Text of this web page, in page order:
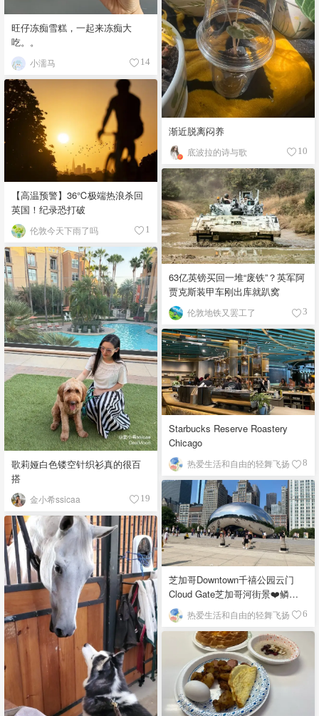
旺仔冻痴雪糕，一起来冻痴大
吃。。
小濡马 14
渐近脱离闷养
底波拉的诗与歌 10
【高温预警】36℃极端热浪杀回
英国！纪录恐打破
伦敦今天下雨了吗 1
63亿英镑买回一堆“废铁”？英军阿
贾克斯装甲车刚出库就趴窝
伦敦地铁又罢工了 3
歌莉娅白色镂空针织衫真的很百
搭
金小希ssicaa 19
Starbucks Reserve Roastery
Chicago
热爱生活和自由的轻舞飞扬 8
芝加哥Downtown千禧公园云门
Cloud Gate芝加哥河街景❤️鳞次
栉比的高楼
热爱生活和自由的轻舞飞扬 6